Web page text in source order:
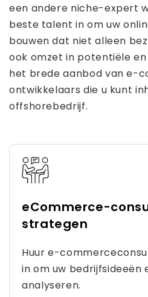
een andere niche-expert
beste talent in om uw
bouwen dat niet alleen
ook omzet in potentiële
het brede aanbod van e-
ontwikkelaars die u kunt
offshorebedrijf.
eCommerce-
strategen
Huur e-
in om uw bedrijfsideeën
analyseren.